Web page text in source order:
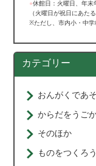
●休館日：火曜日、年
（火曜日が祝日にあた
※ただし、市内小・中
カテゴリー
おんがくであ
からだをうご
そのほか
ものをつくろう